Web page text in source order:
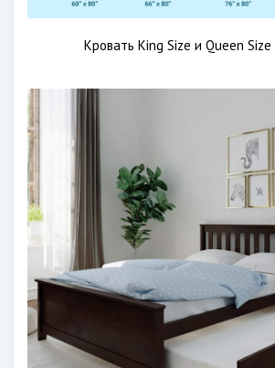
Кровать King Size и Queen